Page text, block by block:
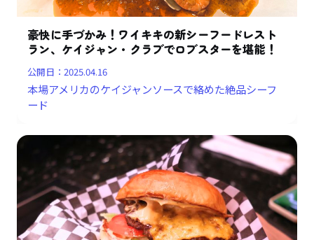
豪快に手づかみ！ワイキキの新シーフードレスト
ラン、ケイジャン・クラブでロブスターを堪能！
公開日：2025.04.16
本場アメリカのケイジャンソースで絡めた絶品シーフ
ード